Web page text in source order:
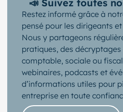
📣 Suivez toutes
Restez informé grâce à
pensé pour les dirigeants
Nous y partageons
pratiques, des décryptages
comptable, sociale ou
webinaires, podcasts et
d’informations utiles pour
entreprise en toute